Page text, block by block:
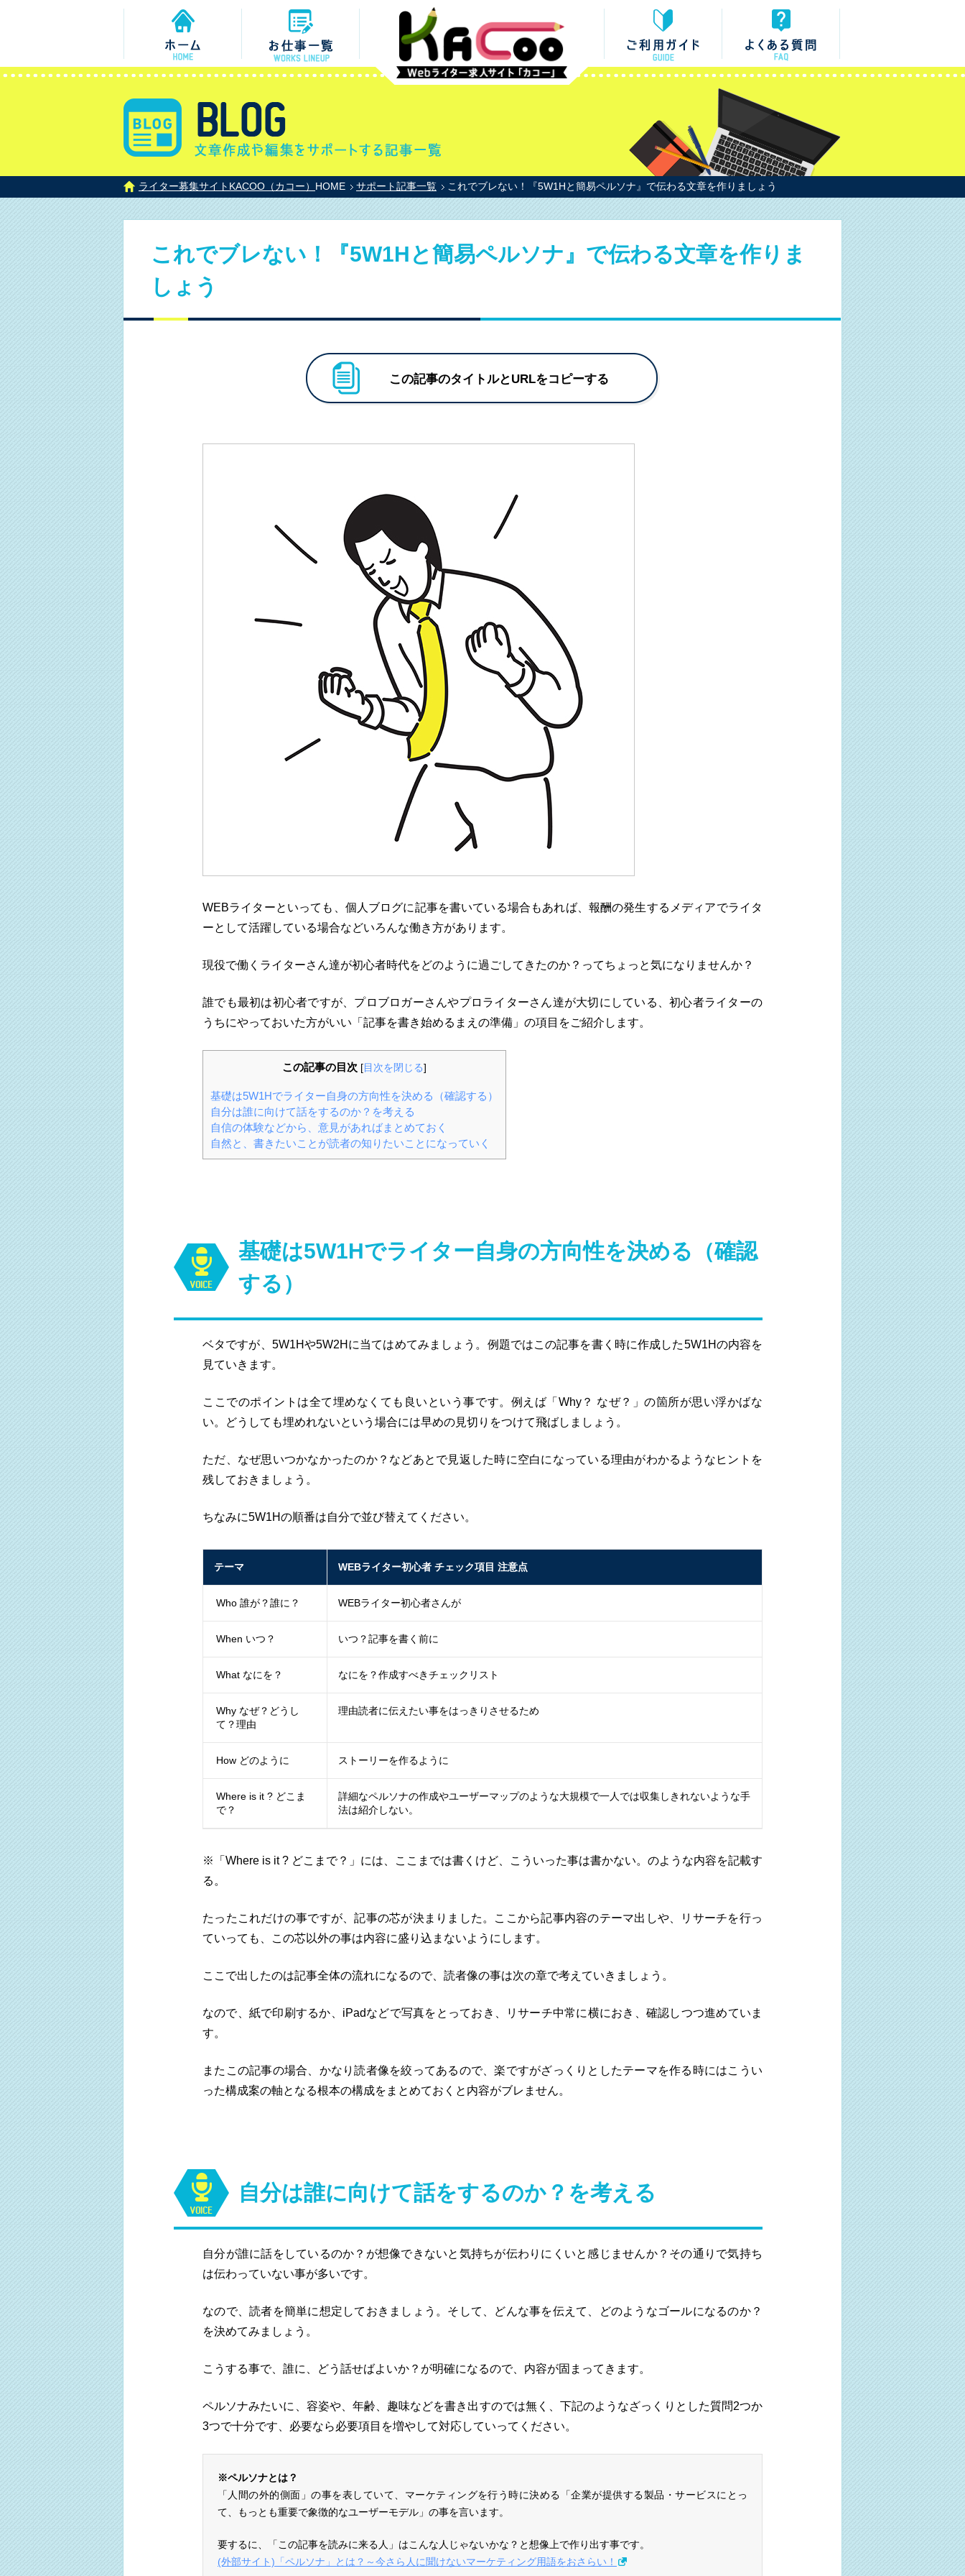
ライター募集サイトKACOO（カコー） HOME サポート記事一覧 これでブレない！『5W1Hと簡易ペルソナ』で伝わる文章を作りましょう
これでブレない！『5W1Hと簡易ペルソナ』で伝わる文章を作りま
しょう
この記事のタイトルとURLをコピーする
WEBライターといっても、個人ブログに記事を書いている場合もあれば、報酬の発生するメディアでライタ
ーとして活躍している場合などいろんな働き方があります。
現役で働くライターさん達が初心者時代をどのように過ごしてきたのか？ってちょっと気になりませんか？
誰でも最初は初心者ですが、プロブロガーさんやプロライターさん達が大切にしている、初心者ライターの
うちにやっておいた方がいい「記事を書き始めるまえの準備」の項目をご紹介します。
この記事の目次 [ 目次を閉じる]
基礎は5W1Hでライター自身の方向性を決める（確認する）
自分は誰に向けて話をするのか？を考える
自信の体験などから、意見があればまとめておく
自然と、書きたいことが読者の知りたいことになっていく
基礎は5W1Hでライター自身の方向性を決める（確認
する）
ベタですが、5W1Hや5W2Hに当てはめてみましょう。例題ではこの記事を書く時に作成した5W1Hの内容を
見ていきます。
ここでのポイントは全て埋めなくても良いという事です。例えば「Why？ なぜ？」の箇所が思い浮かばな
い。どうしても埋めれないという場合には早めの見切りをつけて飛ばしましょう。
ただ、なぜ思いつかなかったのか？などあとで見返した時に空白になっている理由がわかるようなヒントを
残しておきましょう。
ちなみに5W1Hの順番は自分で並び替えてください。
テーマ WEBライター初心者 チェック項目 注意点
Who 誰が？誰に？ WEBライター初心者さんが
When いつ？ いつ？記事を書く前に
What なにを？ なにを？作成すべきチェックリスト
Why なぜ？どうし
て？理由
理由読者に伝えたい事をはっきりさせるため
How どのように ストーリーを作るように
Where is it ? どこま
で？
詳細なペルソナの作成やユーザーマップのような大規模で一人では収集しきれないような手
法は紹介しない。
※「Where is it ? どこまで？」には、ここまでは書くけど、こういった事は書かない。のような内容を記載す
る。
たったこれだけの事ですが、記事の芯が決まりました。ここから記事内容のテーマ出しや、リサーチを行っ
ていっても、この芯以外の事は内容に盛り込まないようにします。
ここで出したのは記事全体の流れになるので、読者像の事は次の章で考えていきましょう。
なので、紙で印刷するか、iPadなどで写真をとっておき、リサーチ中常に横におき、確認しつつ進めていま
す。
またこの記事の場合、かなり読者像を絞ってあるので、楽ですがざっくりとしたテーマを作る時にはこうい
った構成案の軸となる根本の構成をまとめておくと内容がブレません。
自分は誰に向けて話をするのか？を考える
自分が誰に話をしているのか？が想像できないと気持ちが伝わりにくいと感じませんか？その通りで気持ち
は伝わっていない事が多いです。
なので、読者を簡単に想定しておきましょう。そして、どんな事を伝えて、どのようなゴールになるのか？
を決めてみましょう。
こうする事で、誰に、どう話せばよいか？が明確になるので、内容が固まってきます。
ペルソナみたいに、容姿や、年齢、趣味などを書き出すのでは無く、下記のようなざっくりとした質問2つか
3つで十分です、必要なら必要項目を増やして対応していってください。
※ペルソナとは？
「人間の外的側面」の事を表していて、マーケティングを行う時に決める「企業が提供する製品・サービスにとっ
て、もっとも重要で象徴的なユーザーモデル」の事を言います。
要するに、「この記事を読みに来る人」はこんな人じゃないかな？と想像上で作り出す事です。
(外部サイト)「ペルソナ」とは？～今さら人に聞けないマーケティング用語をおさらい！